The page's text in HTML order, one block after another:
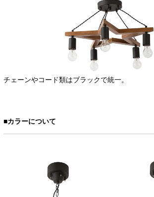
チェーンやコード類はブラックで統一。
■カラーについて